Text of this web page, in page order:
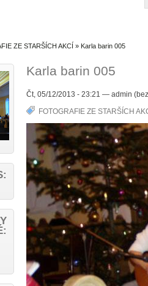
ZE STARŠÍCH AKCÍ » Karla barin 005
Karla barin 005
Čt, 05/12/2013 - 23:21 — admin
FOTOGRAFIE ZE STARŠÍCH